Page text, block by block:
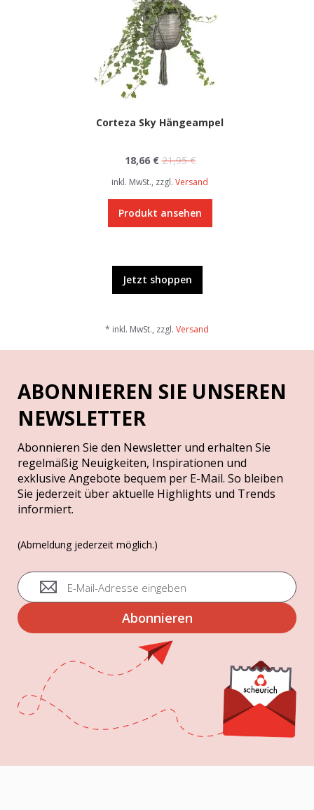
Corteza Sky Hängeampel
18,66 € 21,95 €
inkl. MwSt., zzgl.Versand
Produkt ansehen
Jetzt shoppen
* inkl. MwSt., zzgl. Versand
ABONNIEREN SIE UNSEREN
NEWSLETTER
Abonnieren Sie den Newsletter und erhalten Sie
regelmäßig Neuigkeiten, Inspirationen und
exklusive Angebote bequem per E-Mail. So bleiben
Sie jederzeit über aktuelle Highlights und Trends
informiert.
(Abmeldung jederzeit möglich.)
A
n
m
e
z
u
Abonnieren